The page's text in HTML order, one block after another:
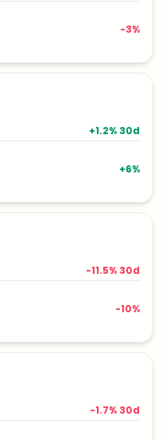
-3%
+1.2% 30d
+6%
-11.5% 30d
-10%
-1.7% 30d